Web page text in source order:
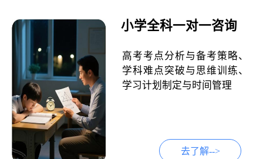
小学全科一对一咨询
高考考点分析与备考策略、
学科难点突破与思维训练、
学习计划制定与时间管理
去了解-->